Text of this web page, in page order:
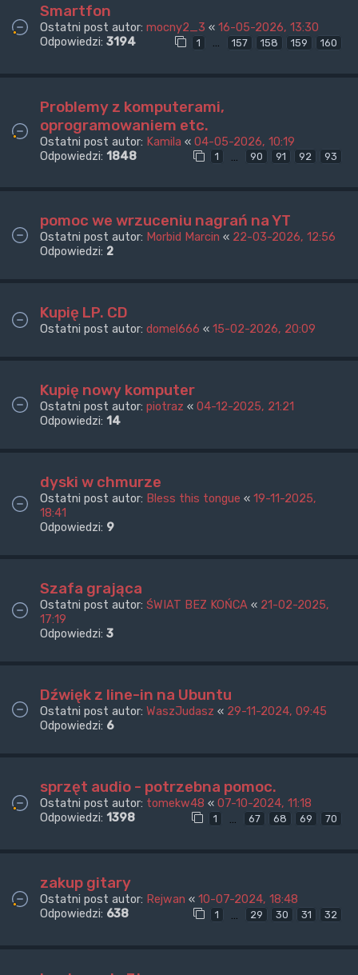
Smartfon
Ostatni post autor: mocny2_3 « 16-05-2026, 13:30
Odpowiedzi: 3194 1 … 157 158 159 160
Problemy z komputerami,
oprogramowaniem etc.
Ostatni post autor: Kamila « 04-05-2026, 10:19
Odpowiedzi: 1848 1 … 90 91 92 93
pomoc we wrzuceniu nagrań na YT
Ostatni post autor: Morbid Marcin « 22-03-2026, 12:56
Odpowiedzi: 2
Kupię LP. CD
Ostatni post autor: domel666 « 15-02-2026, 20:09
Kupię nowy komputer
Ostatni post autor: piotraz « 04-12-2025, 21:21
Odpowiedzi: 14
dyski w chmurze
Ostatni post autor: Bless this tongue « 19-11-2025,
18:41
Odpowiedzi: 9
Szafa grająca
Ostatni post autor: ŚWIAT BEZ KOŃCA « 21-02-2025,
17:19
Odpowiedzi: 3
Dźwięk z line-in na Ubuntu
Ostatni post autor: WaszJudasz « 29-11-2024, 09:45
Odpowiedzi: 6
sprzęt audio - potrzebna pomoc.
Ostatni post autor: tomekw48 « 07-10-2024, 11:18
Odpowiedzi: 1398 1 … 67 68 69 70
zakup gitary
Ostatni post autor: Rejwan « 10-07-2024, 18:48
Odpowiedzi: 638 1 29 30 31 32